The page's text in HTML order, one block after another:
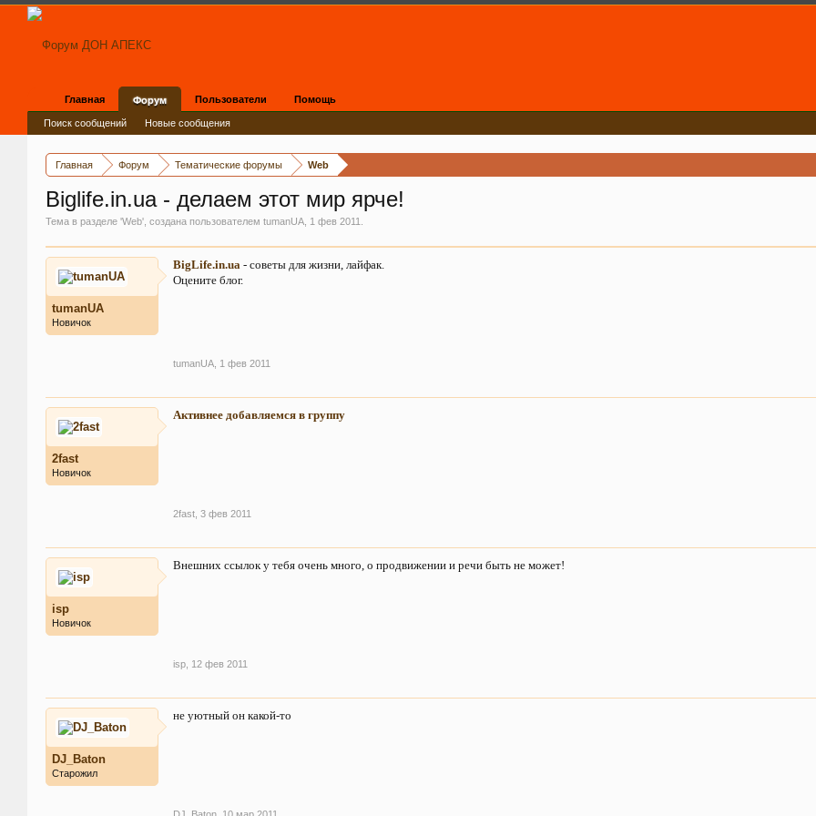
Главная Форум Тематические форумы Web
Biglife.in.ua - делаем этот мир ярче!
Тема в разделе 'Web', создана пользователем tumanUA 1 фев 2011
tumanUA
Новичок
BigLife.in.ua - советы для жизни, лайфак.
Оцените блог.
tumanUA 1 фев 2011
2fast
Новичок
Активнее добавляемся в группу
2fast 3 фев 2011
isp
Новичок
Внешних ссылок у тебя очень много, о продвижении и речи быть не может!
isp 12 фев 2011
DJ_Baton
Старожил
не уютный он какой-то
Главная Форум
Поиск сообщений Новые сообщения
Пользователи Помощь